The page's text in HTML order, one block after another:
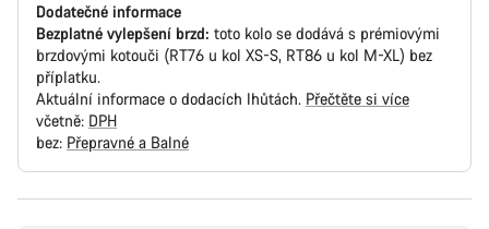
Dodatečné informace
Bezplatné vylepšení brzd: toto kolo se dodává s prémiovými
brzdovými kotouči (RT76 u kol XS-S, RT86 u kol M-XL) bez
příplatku.
Aktuální informace o dodacích lhůtách. Přečtěte si více
včetně: DPH
bez: Přepravné a Balné